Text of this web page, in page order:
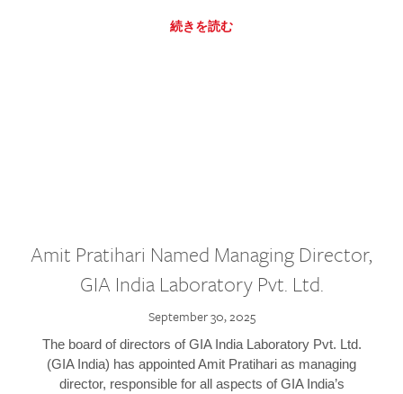
続きを読む
Amit Pratihari Named Managing Director,
GIA India Laboratory Pvt. Ltd.
September 30, 2025
The board of directors of GIA India Laboratory Pvt. Ltd.
(GIA India) has appointed Amit Pratihari as managing
director, responsible for all aspects of GIA India’s